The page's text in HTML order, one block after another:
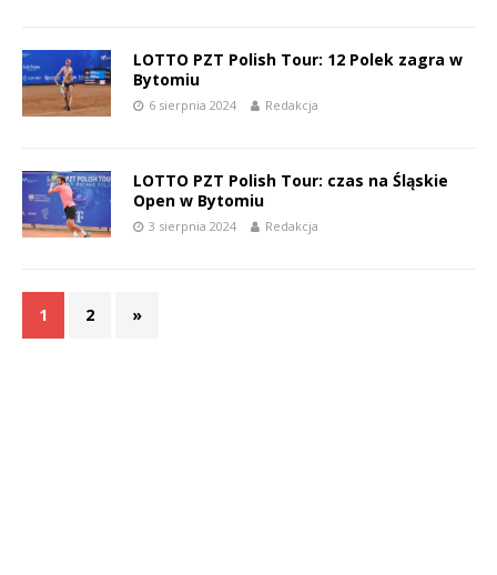
LOTTO PZT Polish Tour: 12 Polek zagra w
Bytomiu
6 sierpnia 2024 Redakcja
LOTTO PZT Polish Tour: czas na Śląskie
Open w Bytomiu
3 sierpnia 2024 Redakcja
1 2 »